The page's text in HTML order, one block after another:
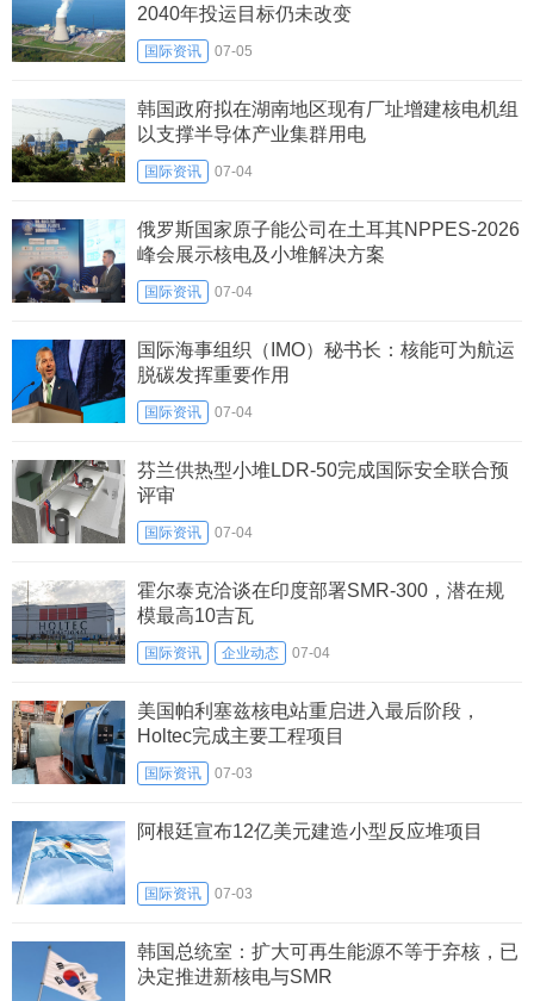
2040年投运目标仍未改变
国际资讯 07-05
韩国政府拟在湖南地区现有厂址增建核电机组
以支撑半导体产业集群用电
国际资讯 07-04
俄罗斯国家原子能公司在土耳其NPPES-2026
峰会展示核电及小堆解决方案
国际资讯 07-04
国际海事组织（IMO）秘书长：核能可为航运
脱碳发挥重要作用
国际资讯 07-04
芬兰供热型小堆LDR-50完成国际安全联合预
评审
国际资讯 07-04
霍尔泰克洽谈在印度部署SMR-300，潜在规
模最高10吉瓦
国际资讯 企业动态 07-04
美国帕利塞兹核电站重启进入最后阶段，
Holtec完成主要工程项目
国际资讯 07-03
阿根廷宣布12亿美元建造小型反应堆项目
国际资讯 07-03
韩国总统室：扩大可再生能源不等于弃核，已
决定推进新核电与SMR